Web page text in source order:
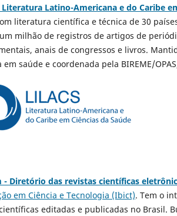
Literatura Latino-Americana e do Caribe
literatura científica e técnica de 30
milhão de registros de artigos de
anais de congressos e livros.
em saúde e coordenada pela BIREME/
- Diretório das revistas científicas
em Ciência e Tecnologia (Ibict). Tem o
editadas e publicadas no Brasil.